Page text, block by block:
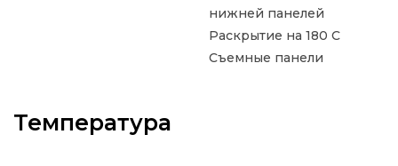
нижней панелей
Раскрытие на 180 С
Съемные панели
Температура